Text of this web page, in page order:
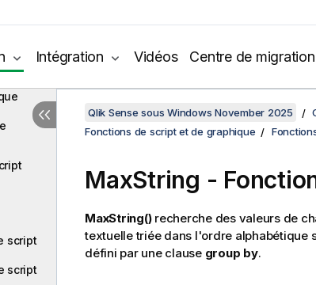
Intégration Vidéos Centre de migration
script
script
Qlik Sense sous Windows November 2025
Fonctions de script et de graphique
MaxString -
MaxString()recherche des valeurs de
textuelle triée dans l'ordre alphabétique
défini par une clause group by.